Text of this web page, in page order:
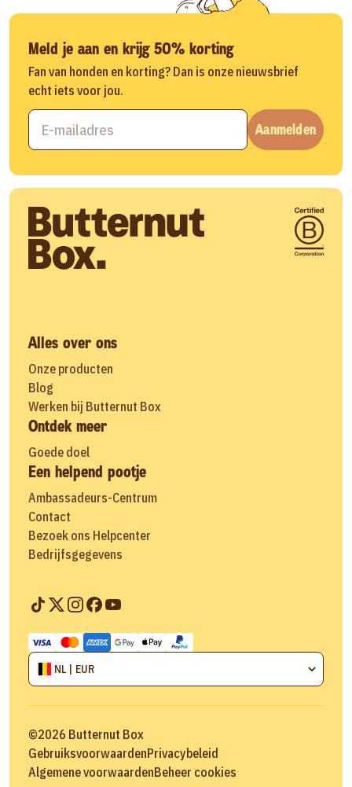
Meld je aan en krijg 50% korting
Fan van honden en korting? Dan is onze nieuwsbrief
echt iets voor jou.
Aanmelden
Alles over ons
Onze producten
Blog
Werken bij Butternut Box
Ontdek meer
Goede doel
Een helpend pootje
Ambassadeurs-Centrum
Contact
Bezoek ons Helpcenter
Bedrijfsgegevens
NL | EUR
©2026 Butternut Box
GebruiksvoorwaardenPrivacybeleid
Algemene voorwaardenBeheer cookies